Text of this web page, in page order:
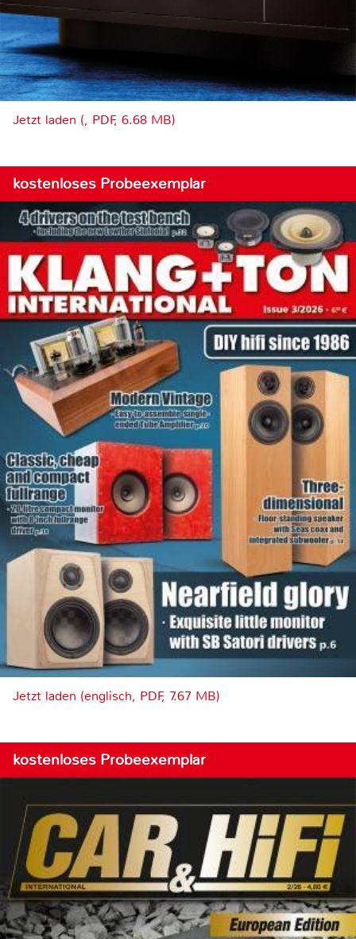
Jetzt laden (, PDF, 6.68 MB)
kostenloses Probeexemplar
Jetzt laden (englisch, PDF, 7.67 MB)
kostenloses Probeexemplar